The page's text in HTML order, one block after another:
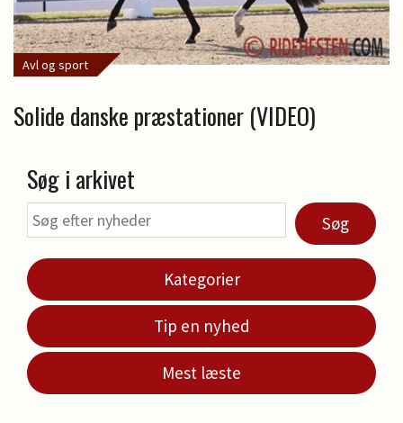
Avl og sport
Solide danske præstationer (VIDEO)
Søg i arkivet
Søg
Kategorier
Tip en nyhed
Mest læste